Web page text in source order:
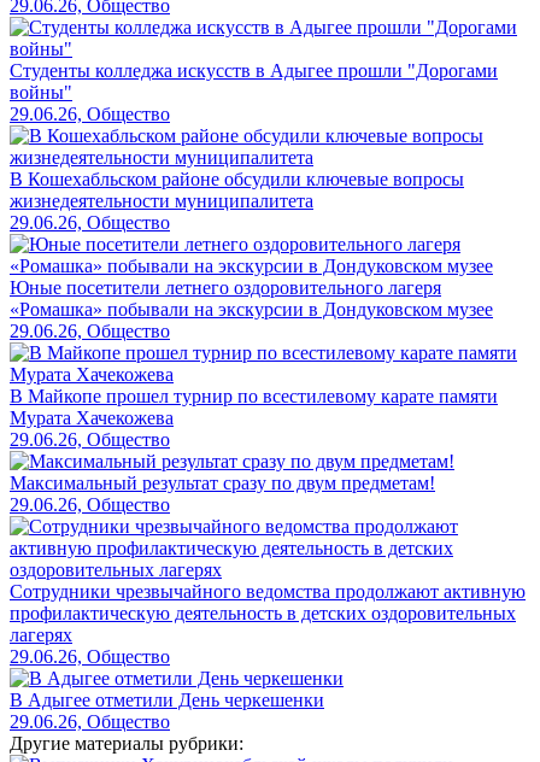
29.06.26, Общество
Студенты колледжа искусств в Адыгее прошли "Дорогами
войны"
29.06.26, Общество
В Кошехабльском районе обсудили ключевые вопросы
жизнедеятельности муниципалитета
29.06.26, Общество
Юные посетители летнего оздоровительного лагеря
«Ромашка» побывали на экскурсии в Дондуковском музее
29.06.26, Общество
В Майкопе прошел турнир по всестилевому карате памяти
Мурата Хачекожева
29.06.26, Общество
Максимальный результат сразу по двум предметам!
29.06.26, Общество
Сотрудники чрезвычайного ведомства продолжают активную
профилактическую деятельность в детских оздоровительных
лагерях
29.06.26, Общество
В Адыгее отметили День черкешенки
29.06.26, Общество
Другие материалы рубрики: